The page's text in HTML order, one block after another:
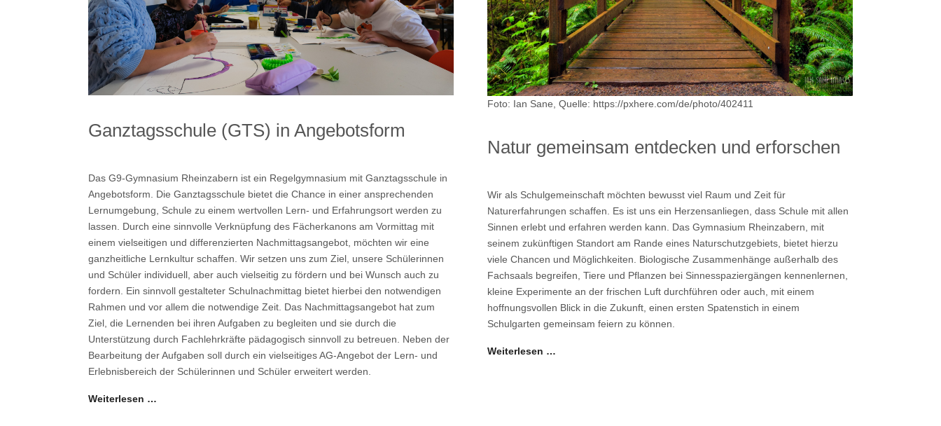
Ganztagsschule (GTS) in Angebotsform
Das G9-Gymnasium Rheinzabern ist ein Regelgymnasium mit Ganztagsschule in
Angebotsform. Die Ganztagsschule bietet die Chance in einer ansprechenden
Lernumgebung, Schule zu einem wertvollen Lern- und Erfahrungsort werden zu
lassen. Durch eine sinnvolle Verknüpfung des Fächerkanons am Vormittag mit
einem vielseitigen und differenzierten Nachmittagsangebot, möchten wir eine
ganzheitliche Lernkultur schaffen. Wir setzen uns zum Ziel, unsere Schülerinnen
und Schüler individuell, aber auch vielseitig zu fördern und bei Wunsch auch zu
fordern. Ein sinnvoll gestalteter Schulnachmittag bietet hierbei den notwendigen
Rahmen und vor allem die notwendige Zeit. Das Nachmittagsangebot hat zum
Ziel, die Lernenden bei ihren Aufgaben zu begleiten und sie durch die
Unterstützung durch Fachlehrkräfte pädagogisch sinnvoll zu betreuen. Neben der
Bearbeitung der Aufgaben soll durch ein vielseitiges AG-Angebot der Lern- und
Erlebnisbereich der Schülerinnen und Schüler erweitert werden.
Weiterlesen …
Foto: Ian Sane, Quelle: https://pxhere.com/de/photo/402411
Natur gemeinsam entdecken und erforschen
Wir als Schulgemeinschaft möchten bewusst viel Raum und Zeit für
Naturerfahrungen schaffen. Es ist uns ein Herzensanliegen, dass Schule mit allen
Sinnen erlebt und erfahren werden kann. Das Gymnasium Rheinzabern, mit
seinem zukünftigen Standort am Rande eines Naturschutzgebiets, bietet hierzu
viele Chancen und Möglichkeiten. Biologische Zusammenhänge außerhalb des
Fachsaals begreifen, Tiere und Pflanzen bei Sinnesspaziergängen kennenlernen,
kleine Experimente an der frischen Luft durchführen oder auch, mit einem
hoffnungsvollen Blick in die Zukunft, einen ersten Spatenstich in einem
Schulgarten gemeinsam feiern zu können.
Weiterlesen …